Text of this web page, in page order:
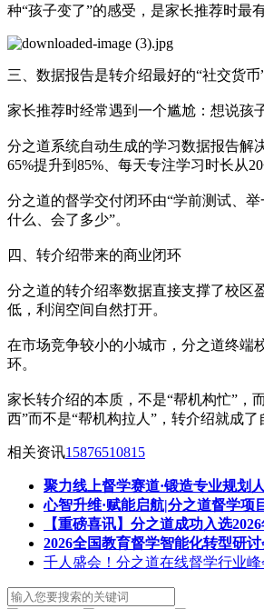
种“孩子变了”的感受，是家长推荐时最
三、数据报告是转介绍最好的“社交货币
家长推荐时经常遇到一个尴尬：想说孩
分之道系统自动生成的学习数据报告
65%提升到85%、每天专注学习时长从
分之道的督学交付闭环由“学前测试、
什么、会了多少”。
四、转介绍带来的商业闭环
分之道的转介绍率数据直接支撑了校区
低，利润空间自然打开。
在市场竞争较小的小城市，分之道终
环。
家长转介绍的本质，不是“帮机构忙”，
西”而不是“帮机构拉人”，转介绍就成了
相关资讯15876510815
聚力线上督学赛道·锻造专业规划
心智升维·赋能启航|分之道督学项
【重磅喜讯】分之道成功入选
2026全国教育督学智能化转型研
千人盛会！分之道在线督学行业